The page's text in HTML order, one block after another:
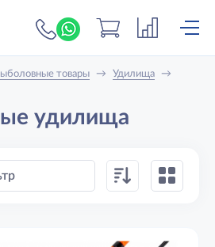
+7 (919) 698-56-
товары → Удилища →
удилища